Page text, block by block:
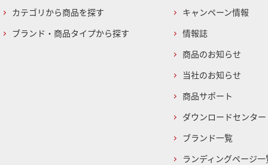
カテゴリから商品を探す
ブランド・商品タイプから探す
キャンペーン情報
情報誌
商品のお知らせ
当社のお知らせ
商品サポート
ダウンロードセンター
ブランド一覧
ランディングページ一